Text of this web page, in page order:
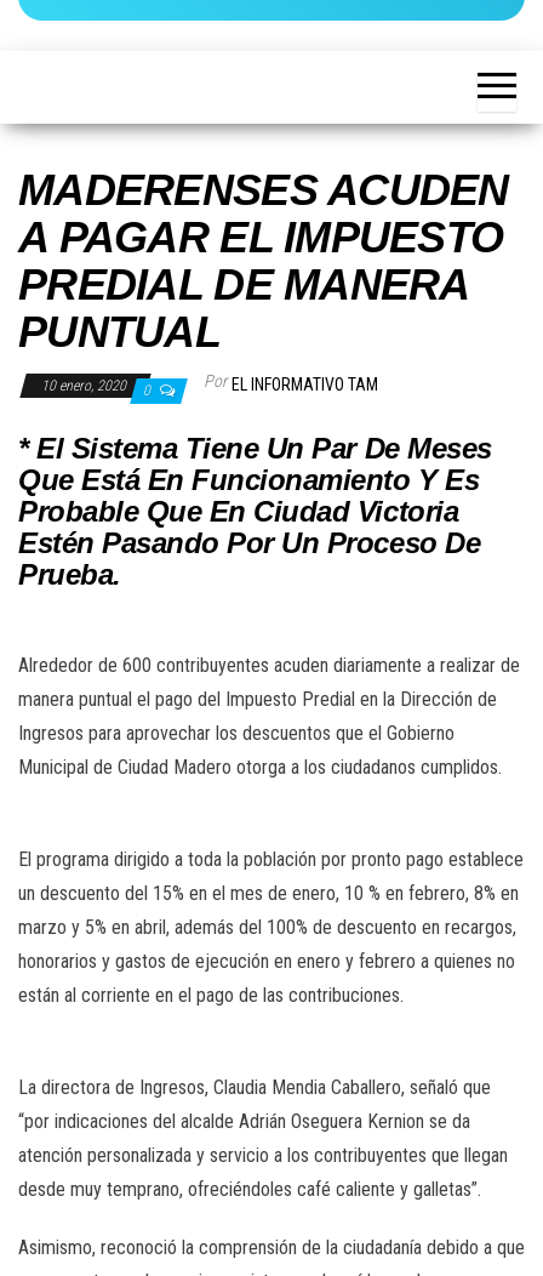
MADERENSES ACUDEN
A PAGAR EL IMPUESTO
PREDIAL DE MANERA
PUNTUAL
10 enero, 2020 0 Por EL INFORMATIVO TAM
* El Sistema Tiene Un Par De Meses
Que Está En Funcionamiento Y Es
Probable Que En Ciudad Victoria
Estén Pasando Por Un Proceso De
Prueba.
Alrededor de 600 contribuyentes acuden diariamente a realizar de
manera puntual el pago del Impuesto Predial en la Dirección de
Ingresos para aprovechar los descuentos que el Gobierno
Municipal de Ciudad Madero otorga a los ciudadanos cumplidos.
El programa dirigido a toda la población por pronto pago establece
un descuento del 15% en el mes de enero, 10 % en febrero, 8% en
marzo y 5% en abril, además del 100% de descuento en recargos,
honorarios y gastos de ejecución en enero y febrero a quienes no
están al corriente en el pago de las contribuciones.
La directora de Ingresos, Claudia Mendia Caballero, señaló que
“por indicaciones del alcalde Adrián Oseguera Kernion se da
atención personalizada y servicio a los contribuyentes que llegan
desde muy temprano, ofreciéndoles café caliente y galletas”.
Asimismo, reconoció la comprensión de la ciudadanía debido a que